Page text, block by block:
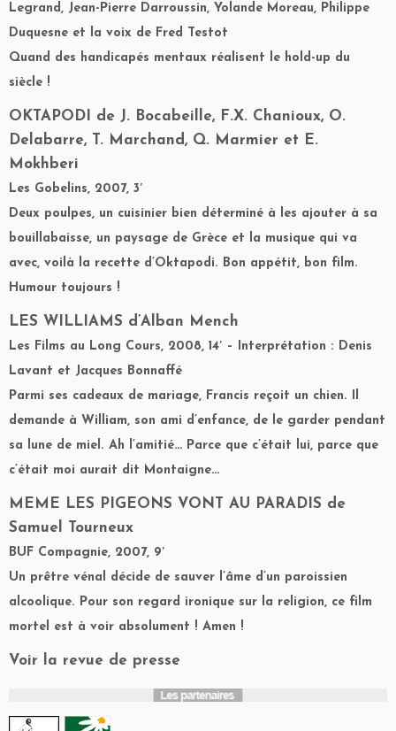
Legrand, Jean-Pierre Darroussin, Yolande Moreau, Philippe
Duquesne et la voix de Fred Testot
Quand des handicapés mentaux réalisent le hold-up du
siècle !
OKTAPODI
de J. Bocabeille, F.X. Chanioux, O.
Delabarre, T. Marchand, Q. Marmier et E.
Mokhberi
Les Gobelins, 2007, 3′
Deux poulpes, un cuisinier bien déterminé à les ajouter à sa
bouillabaisse, un paysage de Grèce et la musique qui va
avec, voilà la recette d’Oktapodi. Bon appétit, bon film.
Humour toujours !
LES WILLIAMS d’Alban Mench
Les Films au Long Cours, 2008, 14′ – Interprétation : Denis
Lavant et Jacques Bonnaffé
Parmi ses cadeaux de mariage, Francis reçoit un chien. Il
demande à William, son ami d’enfance, de le garder pendant
sa lune de miel. Ah l’amitié… Parce que c’était lui, parce que
c’était moi aurait dit Montaigne…
MEME LES PIGEONS VONT AU PARADIS de
Samuel Tourneux
BUF Compagnie, 2007, 9′
Un prêtre vénal décide de sauver l’âme d’un paroissien
alcoolique. Pour son regard ironique sur la religion, ce film
mortel est à voir absolument ! Amen !
Voir la revue de presse